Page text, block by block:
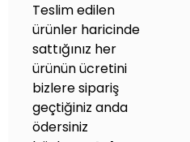
Teslim edilen
ürünler haricinde
sattığınız her
ürünün ücretini
bizlere sipariş
geçtiğiniz anda
ödersiniz